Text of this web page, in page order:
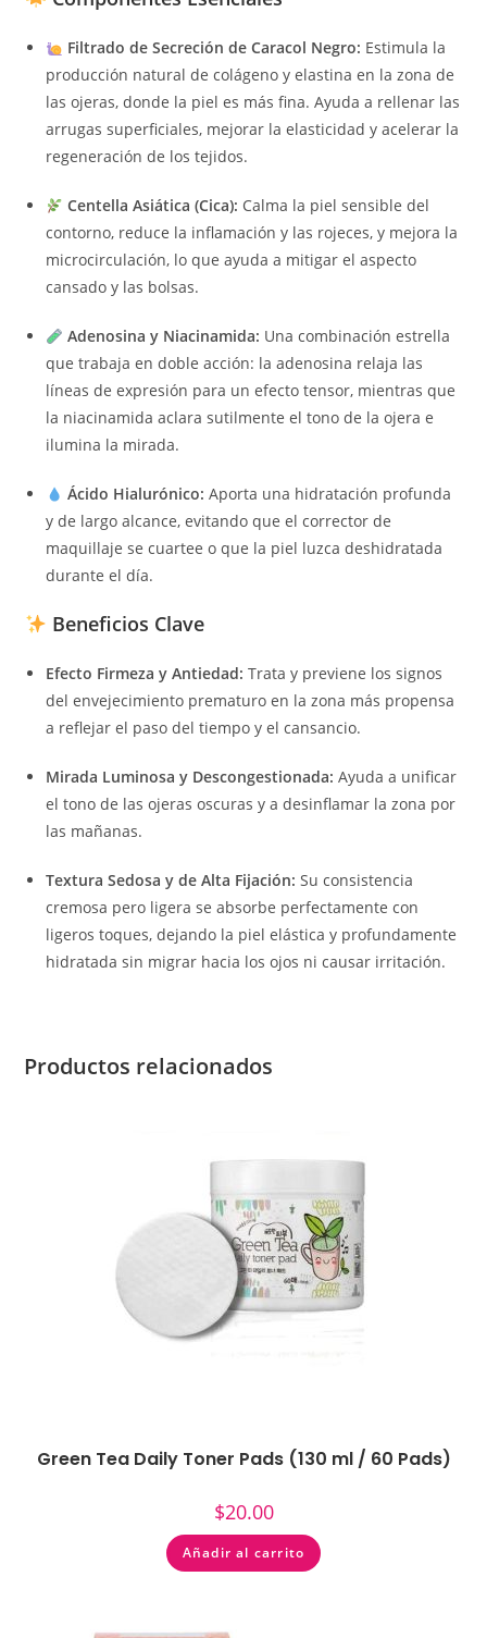
Filtrado de Secreción de Caracol Negro: Estimula la
producción natural de colágeno y elastina en la zona de
las ojeras, donde la piel es más fina. Ayuda a rellenar las
arrugas superficiales, mejorar la elasticidad y acelerar la
regeneración de los tejidos.
Centella Asiática (Cica): Calma la piel sensible del
contorno, reduce la inflamación y las rojeces, y mejora la
microcirculación, lo que ayuda a mitigar el aspecto
cansado y las bolsas.
Adenosina y Niacinamida: Una combinación estrella
que trabaja en doble acción: la adenosina relaja las
líneas de expresión para un efecto tensor, mientras que
la niacinamida aclara sutilmente el tono de la ojera e
ilumina la mirada.
Ácido Hialurónico: Aporta una hidratación profunda
y de largo alcance, evitando que el corrector de
maquillaje se cuartee o que la piel luzca deshidratada
durante el día.
Beneficios Clave
Efecto Firmeza y Antiedad: Trata y previene los signos
del envejecimiento prematuro en la zona más propensa
a reflejar el paso del tiempo y el cansancio.
Mirada Luminosa y Descongestionada: Ayuda a unificar
el tono de las ojeras oscuras y a desinflamar la zona por
las mañanas.
Textura Sedosa y de Alta Fijación: Su consistencia
cremosa pero ligera se absorbe perfectamente con
ligeros toques, dejando la piel elástica y profundamente
hidratada sin migrar hacia los ojos ni causar irritación.
Productos relacionados
Green Tea Daily Toner Pads (130 ml / 60 Pads)
$20.00
Añadir al carrito